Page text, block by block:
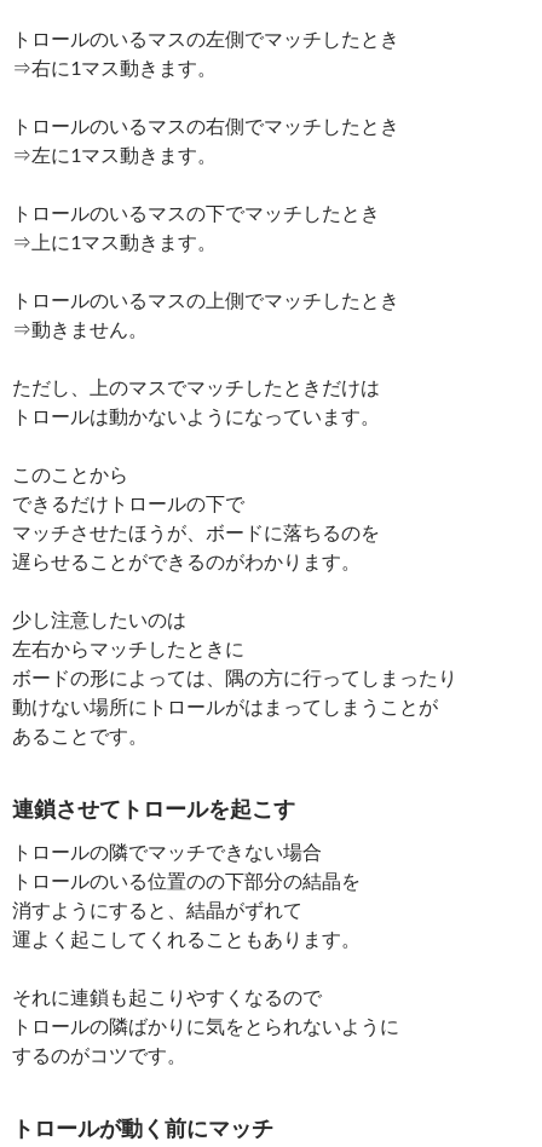
トロールのいるマスの左側でマッチしたとき
⇒右に1マス動きます。
トロールのいるマスの右側でマッチしたとき
⇒左に1マス動きます。
トロールのいるマスの下でマッチしたとき
⇒上に1マス動きます。
トロールのいるマスの上側でマッチしたとき
⇒動きません。
ただし、上のマスでマッチしたときだけは
トロールは動かないようになっています。
このことから
できるだけトロールの下で
マッチさせたほうが、ボードに落ちるのを
遅らせることができるのがわかります。
少し注意したいのは
左右からマッチしたときに
ボードの形によっては、隅の方に行ってしまったり
動けない場所にトロールがはまってしまうことが
あることです。
連鎖させてトロールを起こす
トロールの隣でマッチできない場合
トロールのいる位置のの下部分の結晶を
消すようにすると、結晶がずれて
運よく起こしてくれることもあります。
それに連鎖も起こりやすくなるので
トロールの隣ばかりに気をとられないように
するのがコツです。
トロールが動く前にマッチ